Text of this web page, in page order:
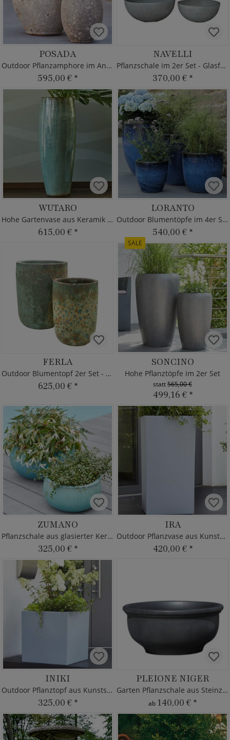
POSADA
Outdoor Pflanzamphore im Antik Look
595,00 € *
NAVELLI
Pflanzschale im 2er Set - Glasfaser-Beton
370,00 € *
WUTARO
Hohe Gartenvase aus Keramik - rund
615,00 € *
LORANTO
Outdoor Blumentöpfe im 4er Set
540,00 € *
FERLA
Outdoor Blumentopf 2er Set - grün
625,00 € *
SALE
SONCINO
Hohe Pflanztöpfe im 2er Set
statt565,00 €
499,16 € *
ZUMANO
Pflanzschale aus glasierter Keramik
325,00 € *
IRA
Outdoor Pflanzvase aus Kunststoff
420,00 € *
INIKI
Outdoor Pflanztopf aus Kunststoff
325,00 € *
PLEIONE NIGER
Garten Pflanzschale aus Steinzeug
ab 140,00 € *